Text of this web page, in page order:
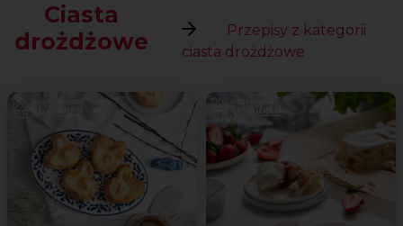
Ciasta
drożdżowe
Przepisy z kategorii
ciasta drożdżowe